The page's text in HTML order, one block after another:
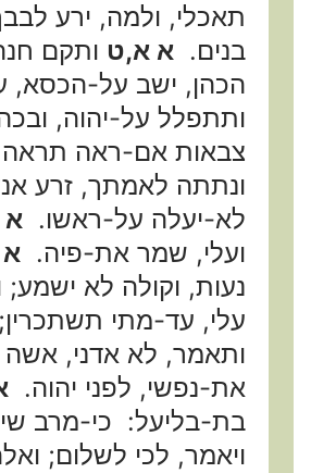
תאכלי, ולמה, ירע
בנים.א א,ט ותקם
הכהן, ישב על-הכסא,
ותתפלל על-יהוה,
צבאות אם-ראה תראה
ונתתה לאמתך, זרע
לא-יעלה על-ראשו.א
ועלי, שמר את-פיה.א
נעות, וקולה לא
עלי, עד-מתי
ותאמר, לא אדני, אשה
את-נפשי, לפני יהוה.
בת-בליעל: כי-מרב
ויאמר, לכי לשלום;